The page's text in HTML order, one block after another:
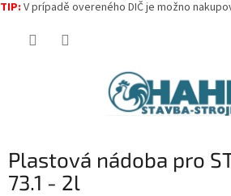
TIP: V prípadě overeného DIČ je možno
Plastová nádoba pro
73.1 - 2l